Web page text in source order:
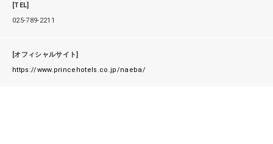
[TEL]
025-789-2211
[オフィシャルサイト]
https://www.princehotels.co.jp/naeba/